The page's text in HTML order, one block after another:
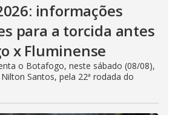
informações
para a torcida antes
x Fluminense
o Botafogo, neste sábado (08/08),
Santos, pela 22ª rodada do